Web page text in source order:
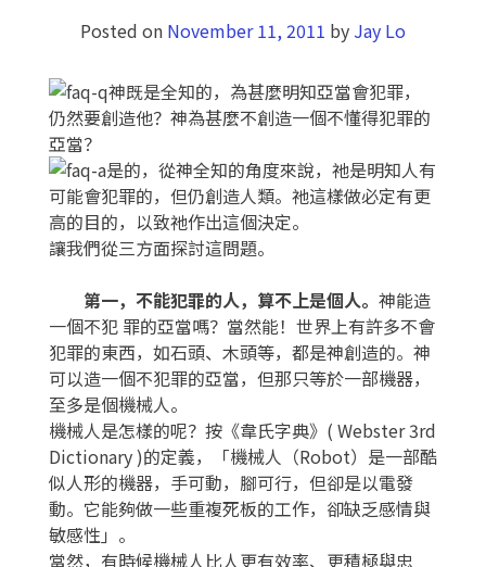
Posted on November 11, 2011 by Jay Lo
神既是全知的，為甚麼明知亞當會犯罪，
仍然要創造他？神為甚麼不創造一個不懂得犯罪的
亞當？
是的，從神全知的角度來說，祂是明知人有
可能會犯罪的，但仍創造人類。祂這樣做必定有更
高的目的，以致祂作出這個決定。
讓我們從三方面探討這問題。
第一，不能犯罪的人，算不上是個人。 神能造
一個不犯 罪的亞當嗎？當然能！世界上有許多不會
犯罪的東西，如石頭、木頭等，都是神創造的。神
可以造一個不犯罪的亞當，但那只等於一部機器，
至多是個機械人。
機械人是怎樣的呢？按《韋氏字典》( Webster 3rd
Dictionary )的定義，「機械人（Robot）是一部酷
似人形的機器，手可動，腳可行，但卻是以電發
動。它能夠做一些重複死板的工作，卻缺乏感情與
敏感性」。
當然，有時候機械人比人更有效率、更積極與忠